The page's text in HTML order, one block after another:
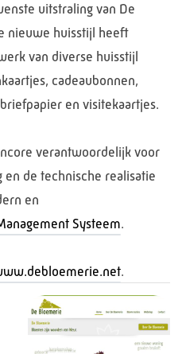
uitstraling van De
nieuwe huisstijl heeft
van diverse huisstijl
cadeaubonnen,
en visitekaartjes.
verantwoordelijk voor
de technische realisatie
en
Systeem.
.